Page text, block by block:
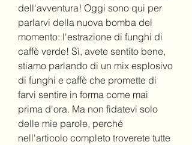
dell'avventura! Oggi sono qui per
parlarvi della nuova bomba del
momento: l'estrazione di funghi di
caffè verde! Sì, avete sentito bene,
stiamo parlando di un mix esplosivo
di funghi e caffè che promette di
farvi sentire in forma come mai
prima d'ora. Ma non fidatevi solo
delle mie parole, perché
nell'articolo completo troverete tutte